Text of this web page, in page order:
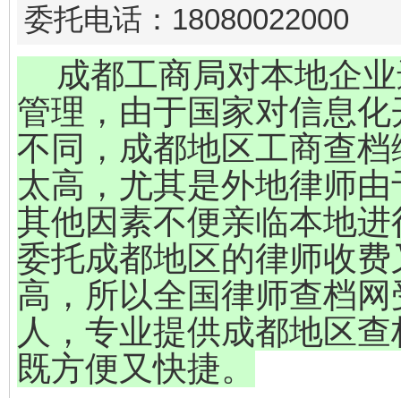
委托电话：18080022000
成都工商局对本地企业
管理，由于国家对信息
不同，成都地区工商查
太高，尤其是外地律师
其他因素不便亲临本地
委托成都地区的律师收费
高，所以全国律师查档网
人，专业提供成都地区
既方便又快捷。